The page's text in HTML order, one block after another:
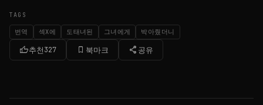
TAGS
번역 섹X에 도태녀된 그녀에게 박아줬더니
thumb_up추천327 bookmark_border 북마크 share 공유